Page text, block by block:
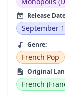
Release
September
Genre:
French Pop
Original
French